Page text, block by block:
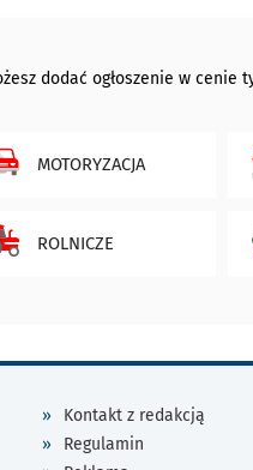
dodać ogłoszenie w cenie
MOTORYZACJA
ROLNICZE
Kontakt z redakcją
Regulamin